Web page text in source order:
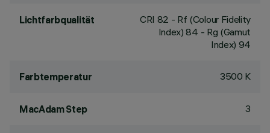
Lichtfarbqualität CRI 82 - Rf (Colour Fidelity
Index) 84 - Rg (Gamut
Index) 94
Farbtemperatur 3500 K
MacAdam Step 3